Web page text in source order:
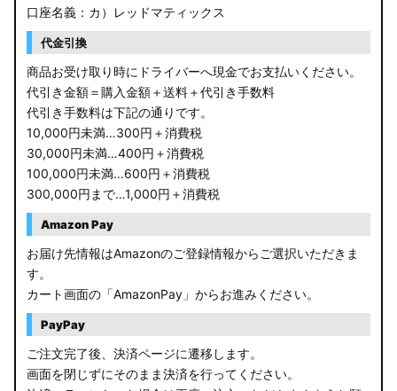
口座名義：カ）レッドマティックス
代金引換
商品お受け取り時にドライバーへ現金でお支払いください。
代引き金額＝購入金額＋送料＋代引き手数料
代引き手数料は下記の通りです。
10,000円未満…300円＋消費税
30,000円未満…400円＋消費税
100,000円未満…600円＋消費税
300,000円まで…1,000円＋消費税
Amazon Pay
お届け先情報はAmazonのご登録情報からご選択いただきま
す。
カート画面の「AmazonPay」からお進みください。
PayPay
ご注文完了後、決済ページに遷移します。
画面を閉じずにそのまま決済を行ってください。